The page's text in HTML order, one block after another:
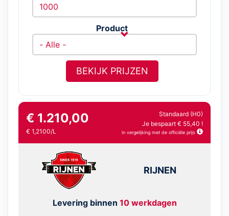
Product
BEKIJK PRIJZEN
€ 1.210,00
€ 1,2100/L
Standaard (H0)
Je bespaart € 55,40 !
in vergelijking met de officiële prijs
RIJNEN
Levering binnen 10 werkdagen